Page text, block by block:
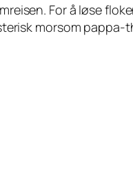
For å løse
morsom pappa-